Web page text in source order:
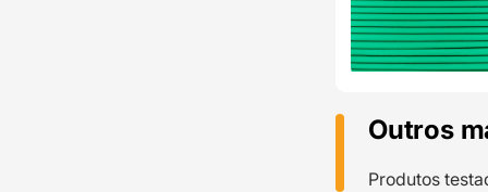
Outros
Produtos